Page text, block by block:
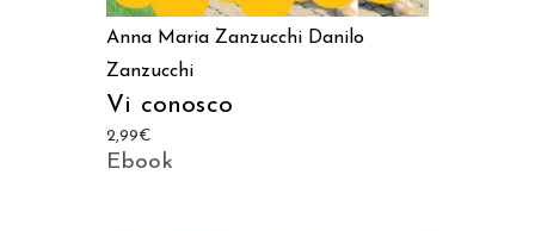
Anna Maria Zanzucchi Danilo
Zanzucchi
Vi conosco
2,99€
Ebook